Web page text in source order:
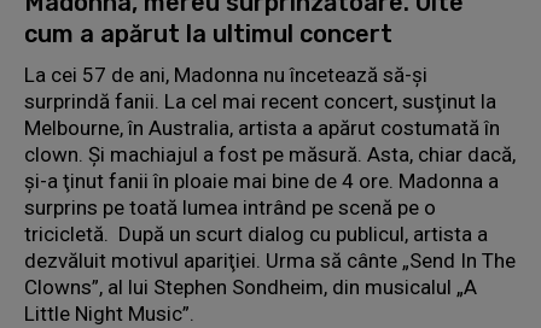
cum a apărut la ultimul concert
La cei 57 de ani, Madonna nu încetează să-şi
surprindă fanii. La cel mai recent concert, susţinut la
Melbourne, în Australia, artista a apărut costumată în
clown. Şi machiajul a fost pe măsură. Asta, chiar dacă,
şi-a ţinut fanii în ploaie mai bine de 4 ore. Madonna a
surprins pe toată lumea intrând pe scenă pe o
tricicletă. După un scurt dialog cu publicul, artista a
dezvăluit motivul apariţiei. Urma să cânte „Send In The
Clowns”, al lui Stephen Sondheim, din musicalul „A
Little Night Music”.